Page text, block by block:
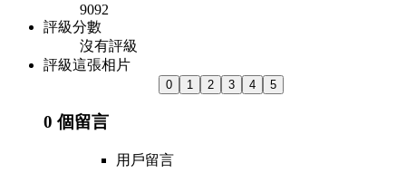
9092
評級分數
沒有評級
評級這張相片
0 個留言
用戶留言